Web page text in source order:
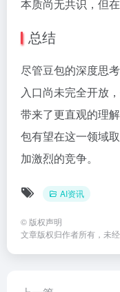
本质尚无共识，但
总结
尽管豆包的深度思
入口尚未完全开放
带来了更直观的理
包有望在这一领域
加激烈的竞争。
AI资讯
© 版权声明
文章版权归作者所有，未经